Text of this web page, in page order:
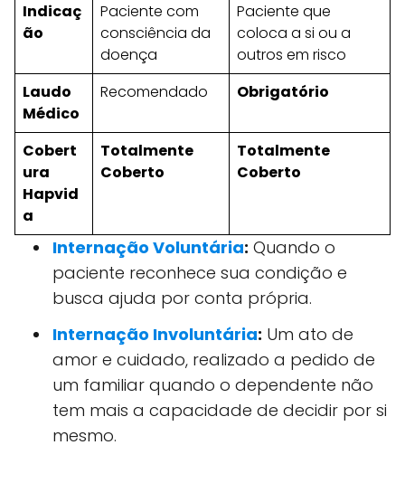
Indicaç
ão
Paciente com
consciência da
doença
Paciente que
coloca a si ou a
outros em risco
Laudo
Médico
Recomendado Obrigatório
Cobert
ura
Hapvid
a
Totalmente
Coberto
Totalmente
Coberto
Internação Voluntária: Quando o
paciente reconhece sua condição e
busca ajuda por conta própria.
Internação Involuntária: Um ato de
amor e cuidado, realizado a pedido de
um familiar quando o dependente não
tem mais a capacidade de decidir por si
mesmo.